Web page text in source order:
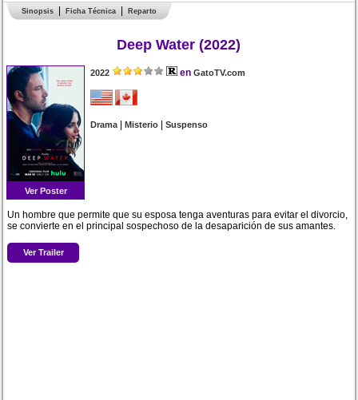
Sinopsis Ficha Técnica Reparto
Deep Water (2022)
Ver Poster
2022 en GatoTV.com
Drama|Misterio |Suspenso
Un hombre que permite que su esposa tenga aventuras para evitar el divorcio,
se convierte en el principal sospechoso de la desaparición de sus amantes.
Ver Trailer